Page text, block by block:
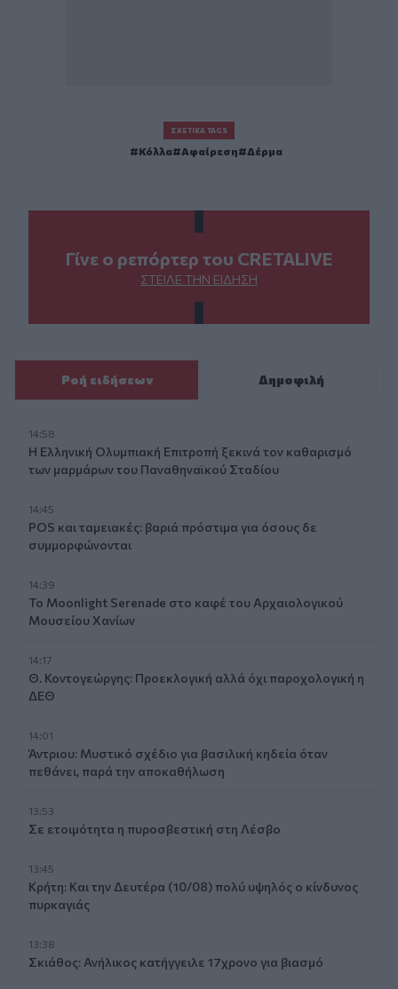
ΣΧΕΤΙΚΆ TAGS
Κόλλα Αφαίρεση Δέρμα
Γίνε ο ρεπόρτερ του CRETALIVE
ΣΤΕΊΛΕ ΤΗΝ ΕΊΔΗΣΗ
Ροή ειδήσεων Δημοφιλή
14:58
Η Ελληνική Ολυμπιακή Επιτροπή ξεκινά τον καθαρισμό
των μαρμάρων του Παναθηναϊκού Σταδίου
14:45
POS και ταμειακές: βαριά πρόστιμα για όσους δε
συμμορφώνονται
14:39
To Moonlight Serenade στο καφέ του Αρχαιολογικού
Μουσείου Χανίων
14:17
Θ. Κοντογεώργης: Προεκλογική αλλά όχι παροχολογική η
ΔΕΘ
14:01
Άντριου: Μυστικό σχέδιο για βασιλική κηδεία όταν
πεθάνει, παρά την αποκαθήλωση
13:53
Σε ετοιμότητα η πυροσβεστική στη Λέσβο
13:45
Κρήτη: Και την Δευτέρα (10/08) πολύ υψηλός ο κίνδυνος
πυρκαγιάς
13:38
Σκιάθος: Ανήλικος κατήγγειλε 17χρονο για βιασμό